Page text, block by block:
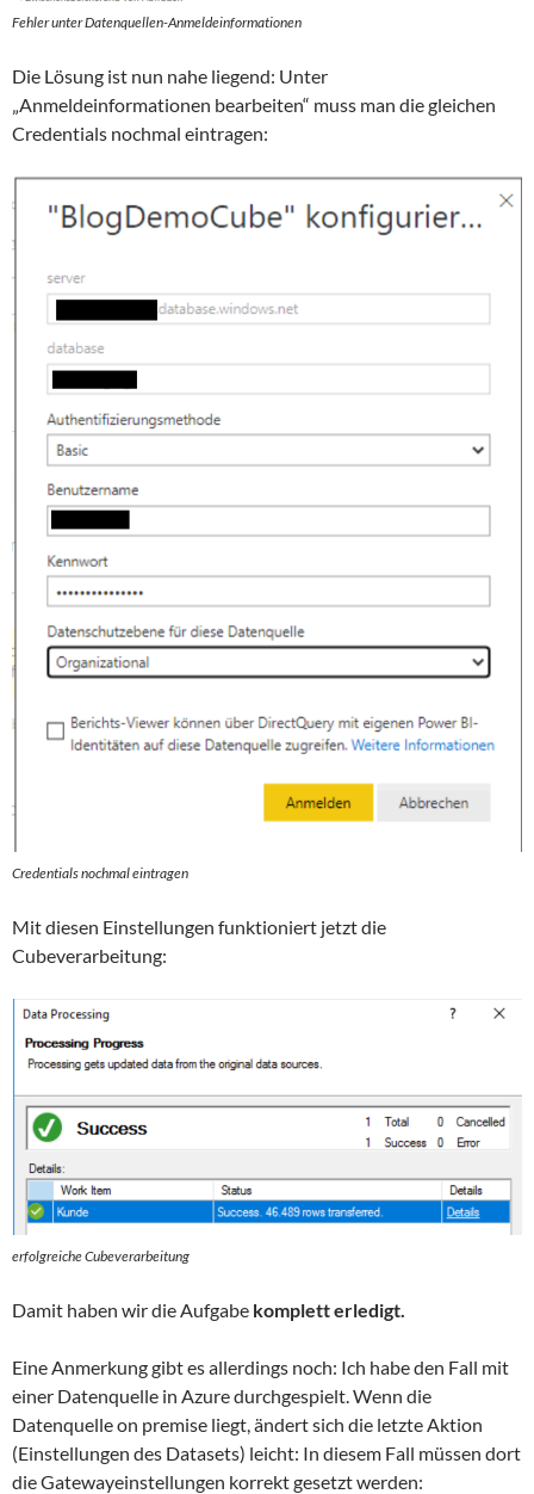
Fehler unter Datenquellen-Anmeldeinformationen
Die Lösung ist nun nahe liegend: Unter
„Anmeldeinformationen bearbeiten“ muss man die gleichen
Credentials nochmal eintragen:
Credentials nochmal eintragen
Mit diesen Einstellungen funktioniert jetzt die
Cubeverarbeitung:
erfolgreiche Cubeverarbeitung
Damit haben wir die Aufgabe komplett erledigt.
Eine Anmerkung gibt es allerdings noch: Ich habe den Fall mit
einer Datenquelle in Azure durchgespielt. Wenn die
Datenquelle on premise liegt, ändert sich die letzte Aktion
(Einstellungen des Datasets) leicht: In diesem Fall müssen dort
die Gatewayeinstellungen korrekt gesetzt werden: